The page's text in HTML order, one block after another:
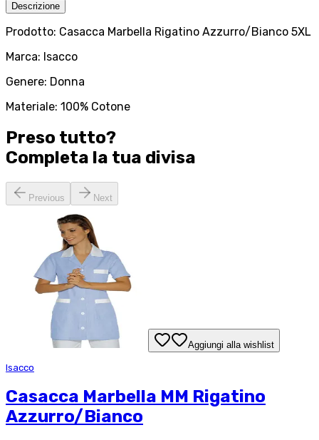
Descrizione
Prodotto: Casacca Marbella Rigatino Azzurro/Bianco 5XL
Marca: Isacco
Genere: Donna
Materiale: 100% Cotone
Preso tutto?
Completa la tua divisa
Previous Next
Aggiungi alla wishlist
Isacco
Casacca Marbella MM Rigatino
Azzurro/Bianco